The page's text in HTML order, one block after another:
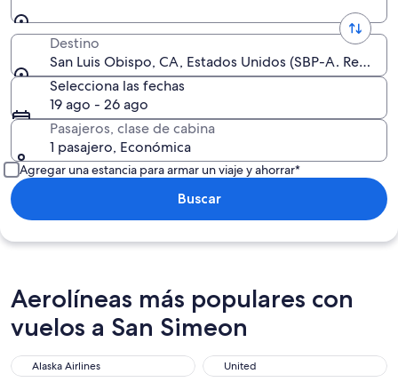
Destino
San Luis Obispo, CA, Estados Unidos (SBP-A.
Selecciona las fechas
19 ago - 26 ago
Pasajeros, clase de cabina
1 pasajero, Económica
Agregar una estancia para armar un viaje y ahorrar*
Buscar
Aerolíneas más populares con
vuelos a San Simeon
Alaska Airlines
Alaska Airlines United
United